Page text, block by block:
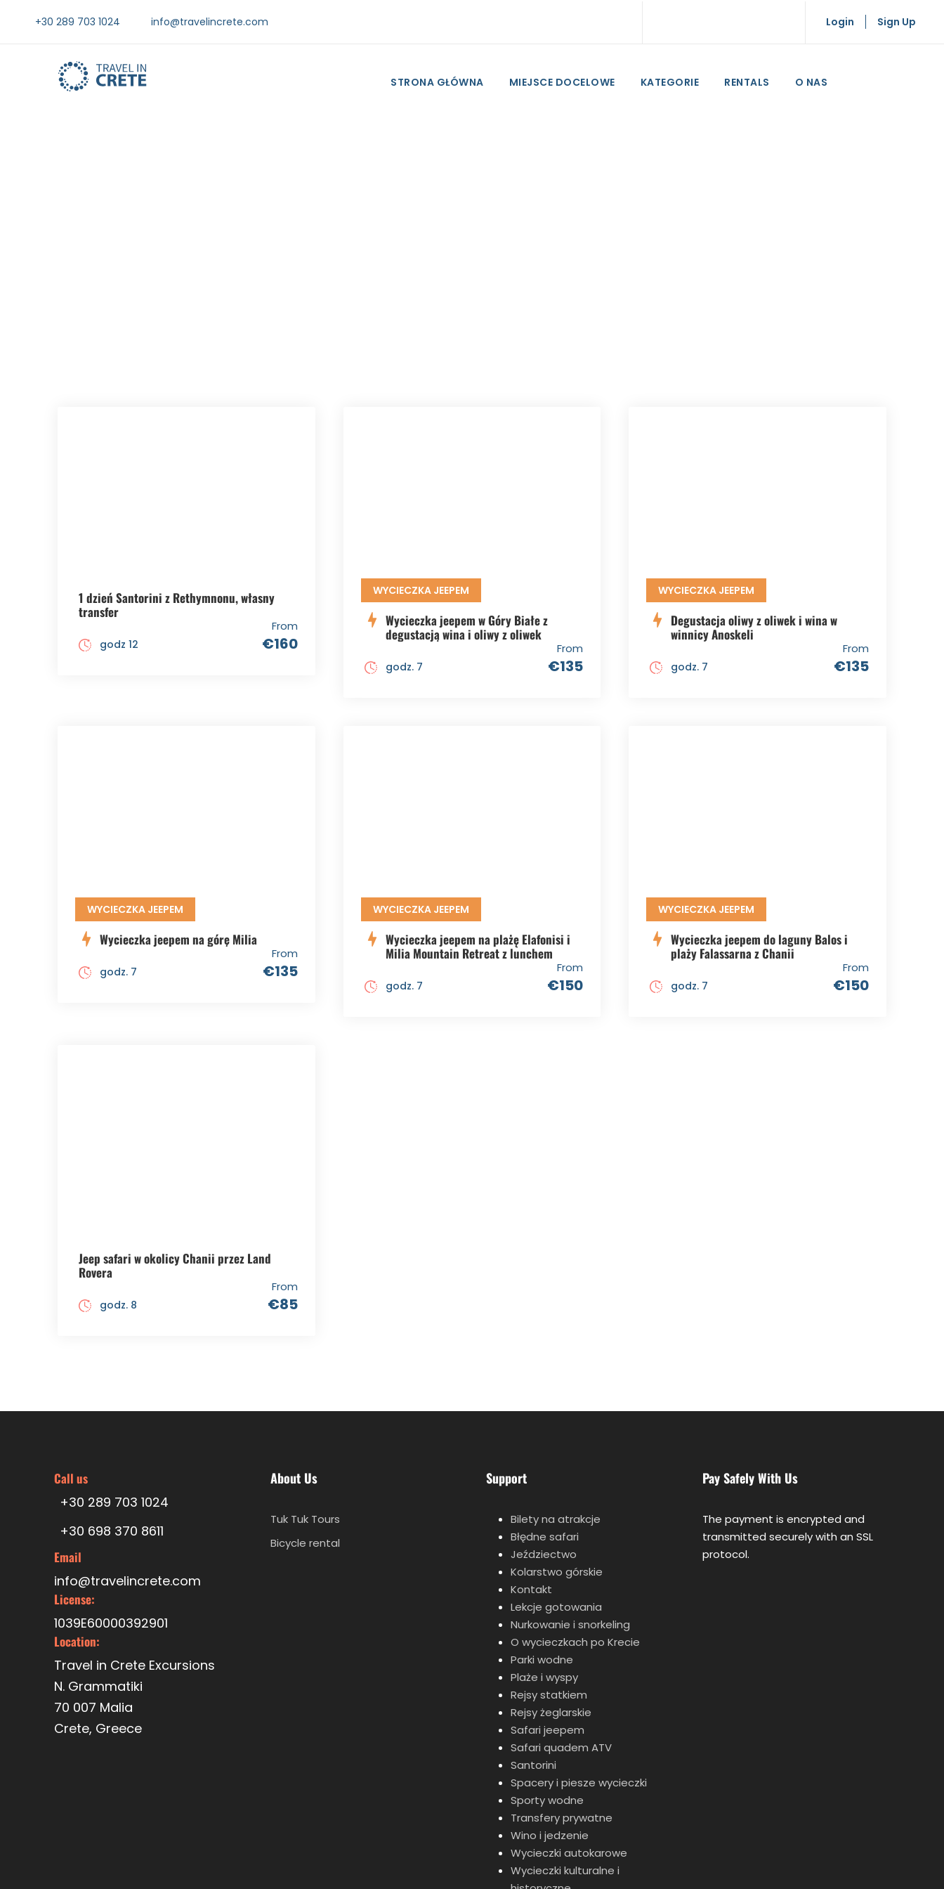
+30 289 703 1024 info@travelincrete.com Login Sign Up
STRONA GŁÓWNA MIEJSCE DOCELOWE KATEGORIE RENTALS O NAS
1 dzień Santorini z Rethymnonu, własny
transfer
From
€160
godz 12
WYCIECZKA JEEPEM
Wycieczka jeepem w Góry Białe z
degustacją wina i oliwy z oliwek
From
€135
godz. 7
WYCIECZKA JEEPEM
Degustacja oliwy z oliwek i wina w
winnicy Anoskeli
From
€135
godz. 7
WYCIECZKA JEEPEM
Wycieczka jeepem na górę Milia
From
€135
godz. 7
WYCIECZKA JEEPEM
Wycieczka jeepem na plażę Elafonisi i
Milia Mountain Retreat z lunchem
From
€150
godz. 7
WYCIECZKA JEEPEM
Wycieczka jeepem do laguny Balos i
plaży Falassarna z Chanii
From
€150
godz. 7
Jeep safari w okolicy Chanii przez Land
Rovera
From
€85
godz. 8
Call us
+30 289 703 1024
+30 698 370 8611
Email
info@travelincrete.com
License:
1039E60000392901
Location:
Travel in Crete Excursions
N. Grammatiki
70 007 Malia
Crete, Greece
About Us
Tuk Tuk Tours
Bicycle rental
Support
Bilety na atrakcje
Błędne safari
Jeździectwo
Kolarstwo górskie
Kontakt
Lekcje gotowania
Nurkowanie i snorkeling
O wycieczkach po Krecie
Parki wodne
Plaże i wyspy
Rejsy statkiem
Rejsy żeglarskie
Safari jeepem
Safari quadem ATV
Santorini
Spacery i piesze wycieczki
Sporty wodne
Transfery prywatne
Wino i jedzenie
Wycieczki autokarowe
Wycieczki kulturalne i
Pay Safely With Us
The payment is encrypted and
transmitted securely with an SSL
protocol.